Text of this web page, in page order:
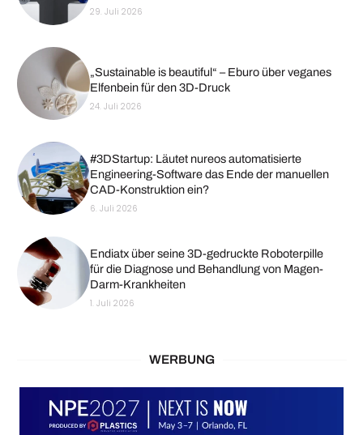
29. Juli 2026
„Sustainable is beautiful“ – Eburo über veganes
Elfenbein für den 3D-Druck
24. Juli 2026
#3DStartup: Läutet nureos automatisierte
Engineering-Software das Ende der manuellen
CAD-Konstruktion ein?
6. Juli 2026
Endiatx über seine 3D-gedruckte Roboterpille
für die Diagnose und Behandlung von Magen-
Darm-Krankheiten
1. Juli 2026
WERBUNG